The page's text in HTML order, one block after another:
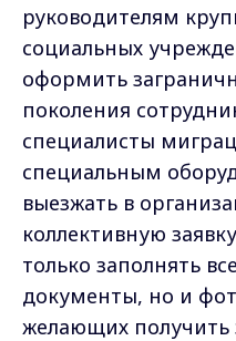
руководителям
социальных
оформить
поколения
специалисты
специальным
выезжать в
коллективную
только заполнять
документы, но и
желающих получить